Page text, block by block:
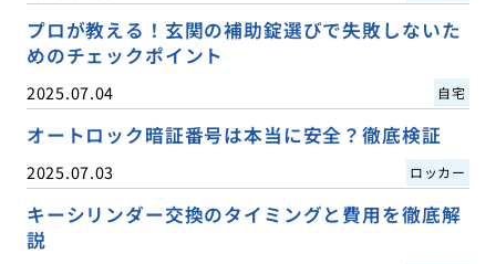
プロが教える！玄関の補助錠選びで失敗しないた
めのチェックポイント
2025.07.04 自宅
オートロック暗証番号は本当に安全？徹底検証
2025.07.03 ロッカー
キーシリンダー交換のタイミングと費用を徹底解
説